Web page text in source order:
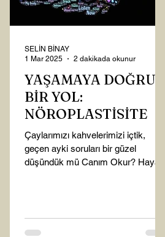
YAŞAMAYA DOĞRU
BİR YOL:
NÖROPLASTİSİTE
Çaylarımızı kahvelerimizi içtik,
geçen ayki soruları bir güzel
düşündük mü Canım Okur? Hayatta
SELİN BİNAY
1 Mar 2025
2 dakikada okunur